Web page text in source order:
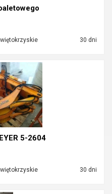
30 dni
5-2604
30 dni